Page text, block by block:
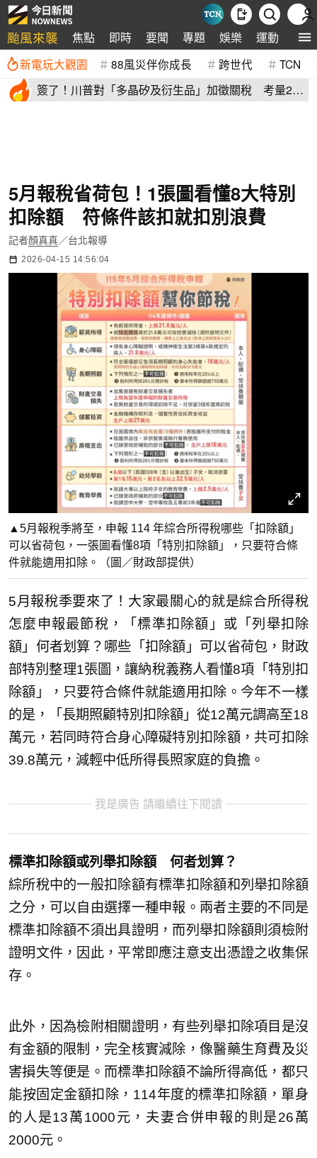
颱風來襲 焦點 即時 要聞 專題 娛樂 運動 全球
新電玩大觀園 88風災伴你成長 跨世代 TCN
簽了！川普對「多晶矽及衍生品」加徵關稅 考量2原
5月報稅省荷包！1張圖看懂8大特別
扣除額 符條件該扣就扣別浪費
記者顏真真／台北報導
2026-04-15 14:56:04
▲5月報稅季將至，申報 114 年綜合所得稅哪些「扣除額」
可以省荷包，一張圖看懂8項「特別扣除額」，只要符合條
件就能適用扣除。（圖／財政部提供）
5月報稅季要來了！大家最關心的就是綜合所得稅
怎麼申報最節稅，「標準扣除額」或「列舉扣除
額」何者划算？哪些「扣除額」可以省荷包，財政
部特別整理1張圖，讓納稅義務人看懂8項「特別扣
除額」，只要符合條件就能適用扣除。今年不一樣
的是，「長期照顧特別扣除額」從12萬元調高至18
萬元，若同時符合身心障礙特別扣除額，共可扣除
39.8萬元，減輕中低所得長照家庭的負擔。
我是廣告 請繼續往下閱讀
標準扣除額或列舉扣除額 何者划算？
綜所稅中的一般扣除額有標準扣除額和列舉扣除額
之分，可以自由選擇一種申報。兩者主要的不同是
標準扣除額不須出具證明，而列舉扣除額則須檢附
證明文件，因此，平常即應注意支出憑證之收集保
存。
此外，因為檢附相關證明，有些列舉扣除項目是沒
有金額的限制，完全核實減除，像醫藥生育費及災
害損失等便是。而標準扣除額不論所得高低，都只
能按固定金額扣除，114年度的標準扣除額，單身
的人是13萬1000元，夫妻合併申報的則是26萬
2000元。